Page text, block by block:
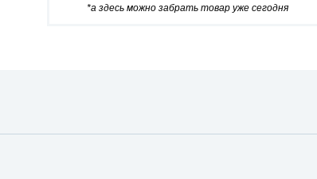
*а здесь можно забрать товар уже сегодня